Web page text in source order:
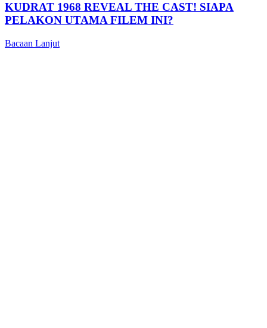
KUDRAT 1968 REVEAL THE CAST! SIAPA
PELAKON UTAMA FILEM INI?
Bacaan Lanjut